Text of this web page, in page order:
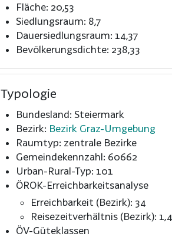
Fläche: 20,53
Siedlungsraum: 8,7
Dauersiedlungsraum: 14,37
Bevölkerungsdichte: 238,33
Typologie
Bundesland: Steiermark
Bezirk: Bezirk Graz-Umgebung
Raumtyp: zentrale Bezirke
Gemeindekennzahl: 60662
Urban-Rural-Typ: 101
ÖROK-Erreichbarkeitsanalyse
Erreichbarkeit (Bezirk): 34
Reisezeitverhältnis (Bezirk): 1,4
ÖV-Güteklassen